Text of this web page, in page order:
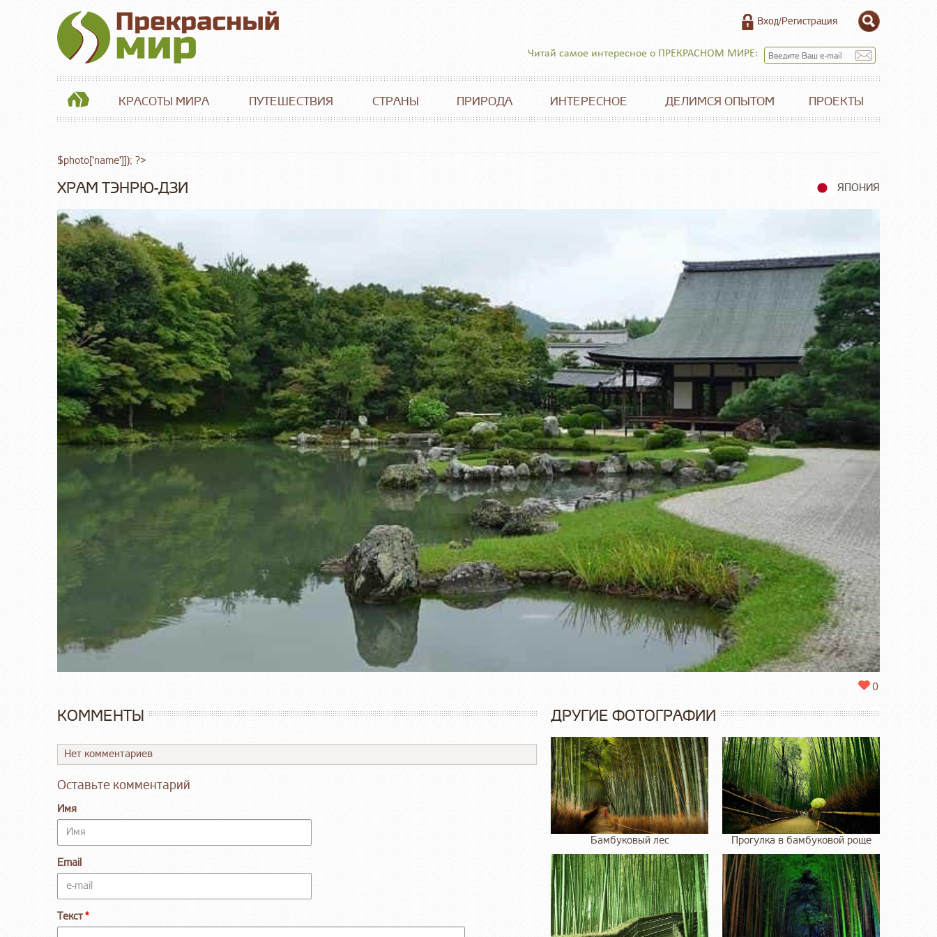
Вход/Регистрация
Читай самое интересное о ПРЕКРАСНОМ МИРЕ:
КРАСОТЫ МИРА ПУТЕШЕСТВИЯ СТРАНЫ ПРИРОДА ИНТЕРЕСНОЕ ДЕЛИМСЯ ОПЫТОМ ПРОЕКТЫ
$photo['name']]); ?>
ХРАМ ТЭНРЮ-ДЗИ ЯПОНИЯ
0
КОММЕНТЫ
Нет комментариев
Оставьте комментарий
Имя
Email
Текст
ДРУГИЕ ФОТОГРАФИИ
Бамбуковый лес Прогулка в бамбуковой роще